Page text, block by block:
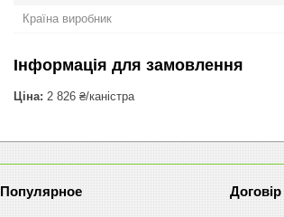
Країна виробник
Інформація для замовлення
Ціна: 2 826 ₴/каністра
Популярное